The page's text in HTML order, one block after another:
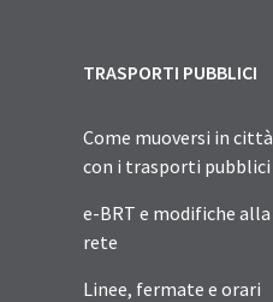
TRASPORTI PUBBLICI
Come muoversi in città
con i trasporti pubblici
e-BRT e modifiche alla
rete
Linee, fermate e orari